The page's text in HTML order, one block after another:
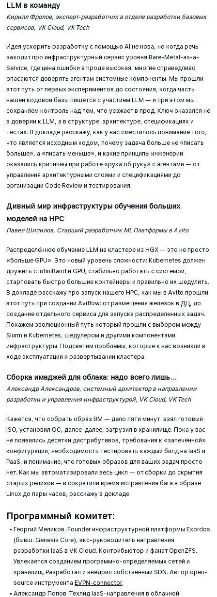
LLM в команду
Кирилл Фролов, эксперт-разработчик в отделе разработки базовых
сервисов, VK Cloud, VK Tech
Идея ускорить разработку с помощью AI не нова, но когда речь
заходит про инфраструктурный сервис уровня Bare-Metal-as-a-
Service, где цена ошибки в проде высокая, многие справедливо
опасаются доверять агентам системные компоненты. Мы прошли
этот путь от первых экспериментов до состояния, когда часть
нашей кодовой базы пишется с участием LLM — и при этом мы
сохраняем контроль над тем, что уезжает в прод. Ключ оказался не
в доверии к LLM, а в структуре: архитектуре, спецификациях и
тестах. В докладе расскажу, как у нас сместилось понимание того,
что является исходным кодом, почему задача больше не «писать
больше», а «писать меньше», и какие принципы инженерии
оказались критичны при работе «рука об руку» с агентами — от
управления архитектурными слоями и спецификациями до
организации Code Review и тестирования.
Дивный мир инфраструктуры обучения больших
моделей на HPC
Павел Шипилов, Старший разработчик ML Платформы в Avito
Распределённое обучение LLM на кластере из HGX — это не просто
«больше GPU». Это новый уровень сложности: Kubernetes должен
дружить с InfiniBand и GPU, стабильно работать с системой,
стартовать быстро большие контейнеры и правильно их шедулить.
В докладе расскажу про запуск нашего HPC, как мы в Avito прошли
этот путь при создании Aviflow: от размещения железок в ДЦ, до
создание отдельного сервиса для запуска распределенных задач.
Покажем эволюционный путь который прошли с выбором между
Slurm и Kubernetes, шедулером и другими компонентами
инфраструктуры. Подсветим проблемы, которые к нас возникли в
ходе эксплуатации и развертывании кластера.
Сборка имаджей для облака: надо всего лишь...
Александр Александров, системный архитектор в направлении
разработки и управления инфраструктурой, VK Cloud, VK Tech
Кажется, что собрать образ ВМ — дело пяти минут: взял готовый
ISO, установил ОС, далее-далее, загрузил в хранилище. Пока у вас
не появились десятки дистрибутивов, требования к «запечённой»
конфигурации, необходимость тестировать каждый билд на IaaS и
PaaS, и понимание, что готовых образов для ваших задач просто
нет. Как мы автоматизировали весь цикл — от сборки до скрытия
старых релизов — и сократили время исправления бага в образе
Linux до пары часов, расскажу в докладе.
Программный комитет:
Георгий Меликов. Founder инфраструктурной платформы Exordos
(бывш. Genesis Core), экс-руководитель направления
разработки IaaS в VK Cloud. Контрибьютор и фанат OpenZFS.
Увлекается созданием программно-определяемых сетей и
хранилищ. Разработал и внедрил собственный SDN. Автор open-
source инструментаEVPN-сonnector.
Александр Попов. Техлид IaaS-направления в облачной